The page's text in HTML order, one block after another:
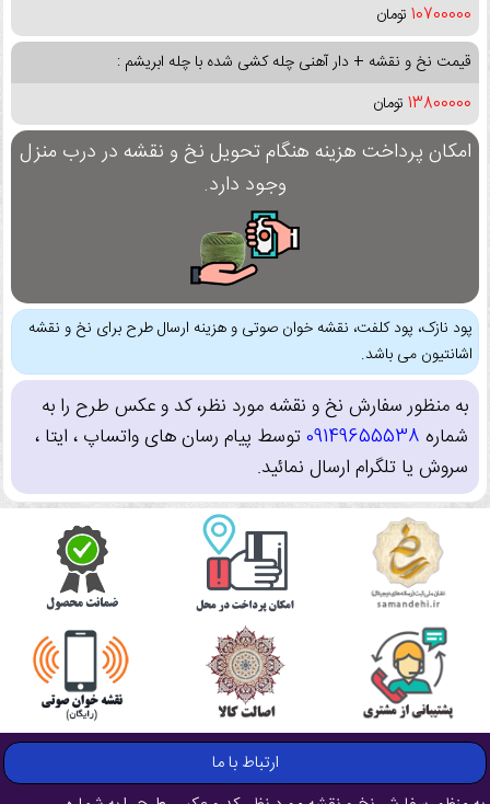
10700000 تومان
قیمت نخ و نقشه + دار آهنی چله کشی شده با چله ابریشم :
13800000 تومان
امکان پرداخت هزینه هنگام تحویل نخ و نقشه در درب منزل
وجود دارد.
پود نازک، پود کلفت، نقشه خوان صوتی و هزینه ارسال طرح برای نخ و نقشه
اشانتیون می باشد.
به منظور سفارش نخ و نقشه مورد نظر، کد و عکس طرح را به
شماره 09149655538توسط پیام رسان های واتساپ ، ایتا ،
سروش یا تلگرام ارسال نمائید.
ارتباط با ما